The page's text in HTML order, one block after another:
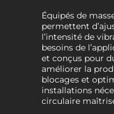
Équipés de
permettent
l’intensité de
besoins de
et conçus pour
améliorer la
blocages et
installations
circulaire